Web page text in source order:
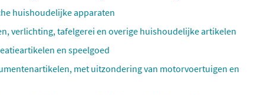
huishoudelijke apparaten
verlichting, tafelgerei en overige huishoudelijke artikelen
en speelgoed
met uitzondering van motorvoertuigen en